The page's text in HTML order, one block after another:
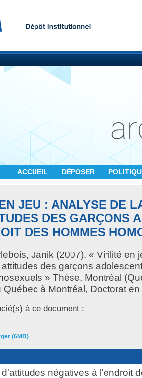
ACCUEIL DÉPOSER
JEU : ANALYSE DE
DES GARÇONS
DES HOMMES
Janik (2007). « Virilité en
des garçons
» Thèse. Montréal
Québec à Montréal, Doctorat
à ce document :
(6MB)
négatives à l'endroit